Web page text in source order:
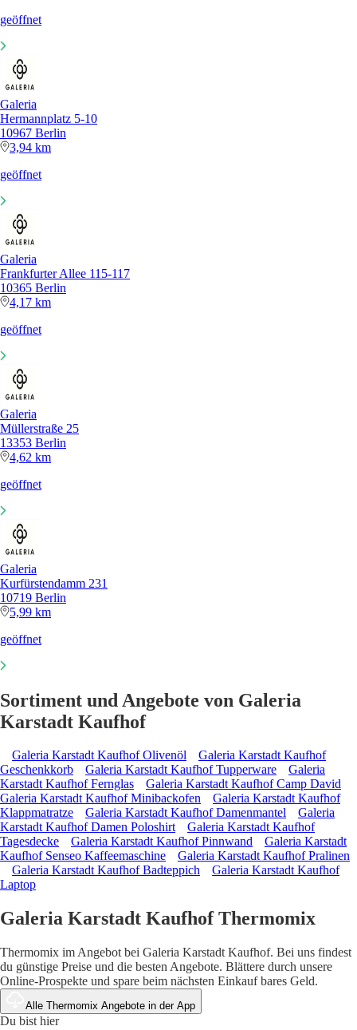
geöffnet
Galeria
Hermannplatz 5-10
10967 Berlin
3,94 km
geöffnet
Galeria
Frankfurter Allee 115-117
10365 Berlin
4,17 km
geöffnet
Galeria
Müllerstraße 25
13353 Berlin
4,62 km
geöffnet
Galeria
Kurfürstendamm 231
10719 Berlin
5,99 km
geöffnet
Sortiment und Angebote von Galeria
Karstadt Kaufhof
Galeria Karstadt Kaufhof Olivenöl
Galeria Karstadt Kaufhof
Geschenkkorb
Galeria Karstadt Kaufhof Tupperware
Galeria
Karstadt Kaufhof Fernglas
Galeria Karstadt Kaufhof Camp David
Galeria Karstadt Kaufhof Minibackofen
Galeria Karstadt Kaufhof
Klappmatratze
Galeria Karstadt Kaufhof Damenmantel
Galeria
Karstadt Kaufhof Damen Poloshirt
Galeria Karstadt Kaufhof
Tagesdecke
Galeria Karstadt Kaufhof Pinnwand
Galeria Karstadt
Kaufhof Senseo Kaffeemaschine
Galeria Karstadt Kaufhof Pralinen
Galeria Karstadt Kaufhof Badteppich
Galeria Karstadt Kaufhof
Laptop
Galeria Karstadt Kaufhof Thermomix
Thermomix im Angebot bei Galeria Karstadt Kaufhof. Bei uns findest
du günstige Preise und die besten Angebote. Blättere durch unsere
Online-Prospekte und spare beim nächsten Einkauf bares Geld.
Alle Thermomix Angebote in der App
Du bist hier